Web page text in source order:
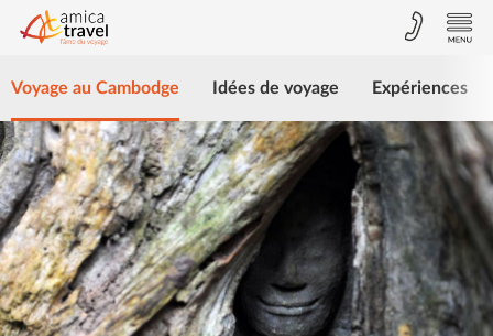
Voyage au Cambodge Idées de voyage Expériences